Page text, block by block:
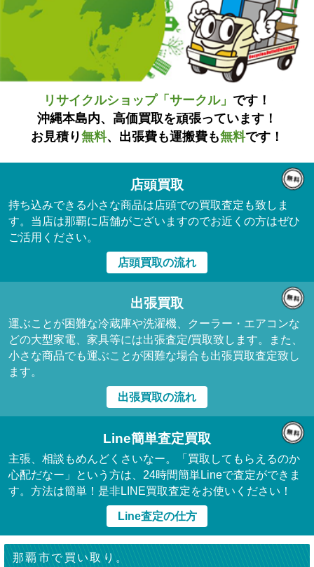
リサイクルショップ「サークル」 です！
沖縄本島内、高価買取を頑張っています！
お見積り無料、出張費も運搬費も無料です！
店頭買取
持ち込みできる小さな商品は店頭での買取査定も致しま
す。当店は那覇に店舗がございますのでお近くの方はぜひ
ご活用ください。
店頭買取の流れ
出張買取
運ぶことが困難な冷蔵庫や洗濯機、クーラー・エアコンな
どの大型家電、家具等には出張査定/買取致します。また、
小さな商品でも運ぶことが困難な場合も出張買取査定致し
ます。
出張買取の流れ
Line簡単査定買取
主張、相談もめんどくさいなー。「買取してもらえるのか
心配だなー」という方は、24時間簡単Lineで査定ができま
す。方法は簡単！是非LINE買取査定をお使いください！
Line査定の仕方
那覇市で買い取り。